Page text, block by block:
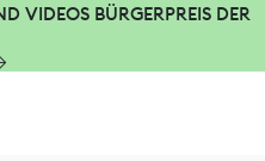
VIDEOS BÜRGERPREIS DER